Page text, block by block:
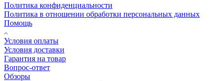
Политика конфиденциальности
Политика в отношении обработки персональных данных
Помощь
Условия оплаты
Условия доставки
Гарантия на товар
Вопрос-ответ
Обзоры